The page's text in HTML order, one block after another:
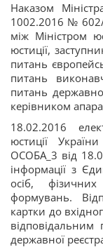
Наказом
1002.2016 №
між Міністром
юстиції,
питань
питань
питань
керівником
18.02.2016
юстиції
ОСОБА_3 від
інформації з
осіб,
формувань.
картки до
відповідальним
державної